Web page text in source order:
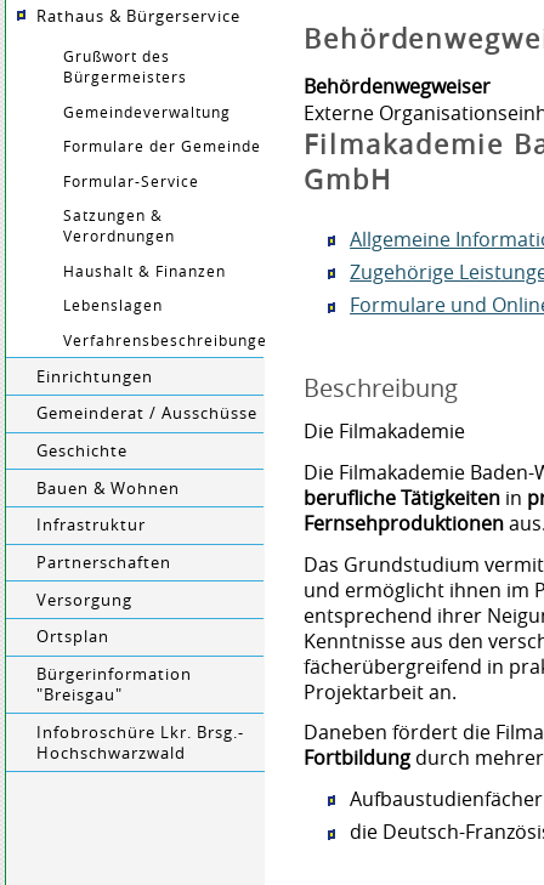
Rathaus & Bürgerservice
Grußwort des
Bürgermeisters
Gemeindeverwaltung
Formulare der Gemeinde
Formular-Service
Satzungen &
Verordnungen
Haushalt & Finanzen
Lebenslagen
Verfahrensbeschreibungen
Einrichtungen
Gemeinderat / Ausschüsse
Geschichte
Bauen & Wohnen
Infrastruktur
Partnerschaften
Versorgung
Ortsplan
Bürgerinformation
"Breisgau"
Infobroschüre Lkr. Brsg.-
Hochschwarzwald
Behördenwegweiser
Externe
Filmakademie
GmbH
Allgemeine
Zugehörige
Formulare und
Beschreibung
Die Filmakademie
Die Filmakademie
berufliche Tätigkeiten in
Fernsehproduktionen
Das Grundstudium
und ermöglicht ihnen im
entsprechend ihrer
Kenntnisse aus den
fächerübergreifend in
Projektarbeit an.
Daneben fördert die
Fortbildung durch
die Deutsch-